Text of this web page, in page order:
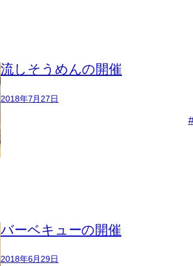
流しそうめんの開催
2018年7月27日
バーベキューの開催
2018年6月29日